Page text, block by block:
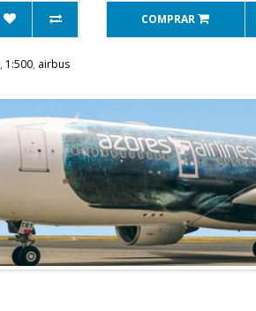
COMPRAR
, 1:500, airbus